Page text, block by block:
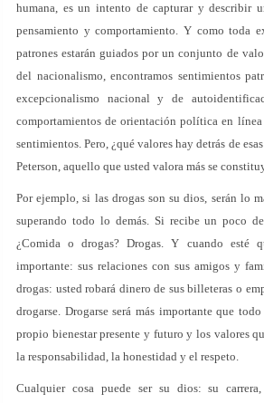
humana, es un intento de capturar y describir
pensamiento y comportamiento. Y como toda
patrones estarán guiados por un conjunto de
del nacionalismo, encontramos sentimientos
excepcionalismo nacional y de
comportamientos de orientación política en línea
sentimientos. Pero, ¿qué valores hay detrás de
Peterson, aquello que usted valora más se
Por ejemplo, si las drogas son su dios, serán lo
superando todo lo demás. Si recibe un poco
¿Comida o drogas? Drogas. Y cuando esté
importante: sus relaciones con sus amigos y
drogas: usted robará dinero de sus billeteras o
drogarse. Drogarse será más importante que
propio bienestar presente y futuro y los valores
la responsabilidad, la honestidad y el respeto.
Cualquier cosa puede ser su dios: su